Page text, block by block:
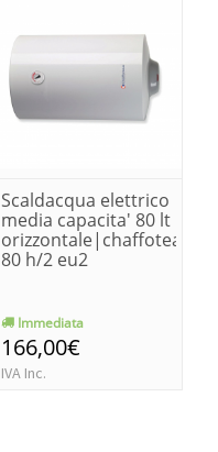
Scaldacqua elettrico
media capacita' 80 lt
orizzontale|chaffoteaux
80 h/2 eu2
Immediata
166,00€
IVA Inc.